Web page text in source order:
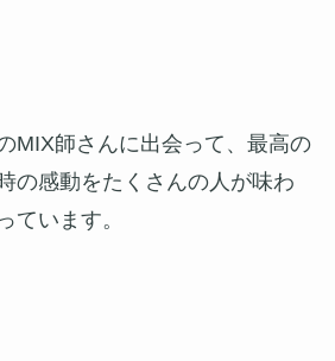
MIX師さんに出会って、最高の
の感動をたくさんの人が味わ
ています。